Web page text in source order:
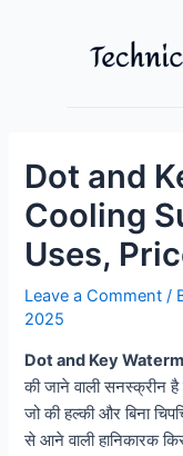
Dot and
Cooling
Uses,
Leave a Comment /
2025
Dot and Key
की जाने वाली सनस्क्रीन है
जो की हल्की और बिना
से आने वाली हानिकारक